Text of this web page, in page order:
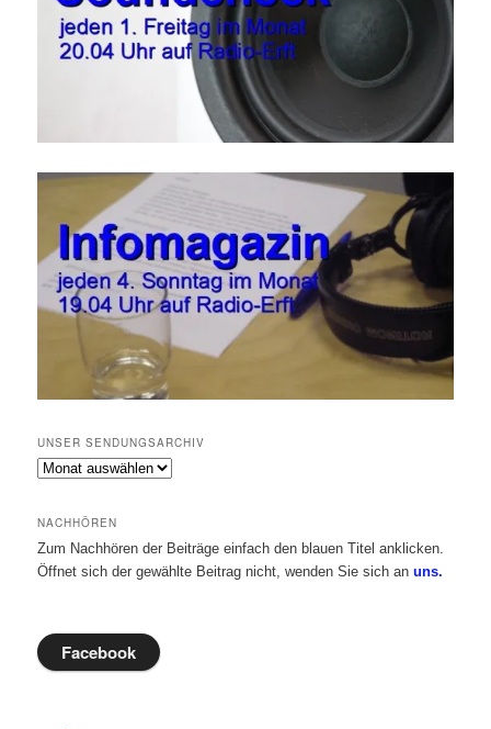
UNSER SENDUNGSARCHIV
Unser
NACHHÖREN
Zum Nachhören der Beiträge einfach den blauen Titel anklicken.
Öffnet sich der gewählte Beitrag nicht, wenden Sie sich anuns.
Facebook